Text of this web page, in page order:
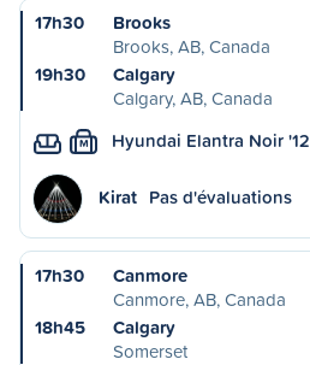
17h30
Brooks
Brooks, AB, Canada
19h30
Calgary
Calgary, AB, Canada
M Hyundai Elantra Noir '12
Kirat Pas d'évaluations
17h30
Canmore
Canmore, AB, Canada
18h45
Calgary
Somerset